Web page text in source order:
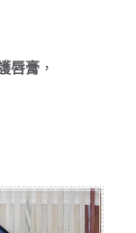
唇膏 ，